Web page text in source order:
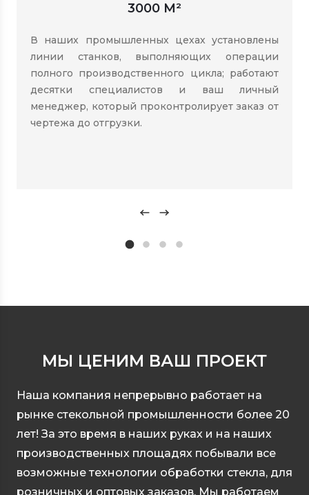
3000 М²
В наших промышленных цехах установлены
линии станков, выполняющих операции
полного производственного цикла; работают
десятки специалистов и ваш личный
менеджер, который проконтролирует заказ от
чертежа до отгрузки.
МЫ ЦЕНИМ ВАШ ПРОЕКТ
Наша компания непрерывно работает на
рынке стекольной промышленности более 20
лет! За это время в наших руках и на наших
производственных площадях побывали все
возможные технологии обработки стекла, для
розничных и оптовых заказов. Мы работаем